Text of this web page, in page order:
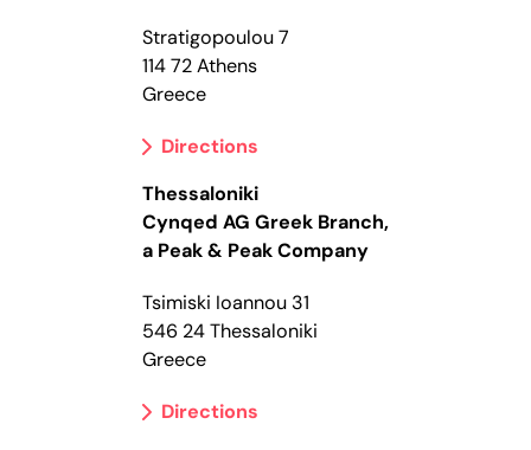
Stratigopoulou 7
114 72 Athens
Greece
Directions
Thessaloniki
Cynqed AG Greek Branch,
a Peak & Peak Company
Tsimiski Ioannou 31
546 24 Thessaloniki
Greece
Directions